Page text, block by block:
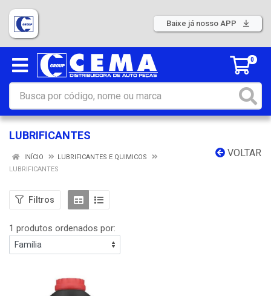
Baixe já nosso APP
0
LUBRIFICANTES
VOLTAR
INÍCIO
LUBRIFICANTES E QUIMICOS
LUBRIFICANTES
Filtros
1 produtos ordenados por: